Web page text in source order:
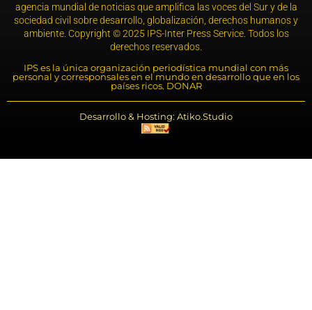
agencia mundial de noticias que amplifica las voces del Sur y de la
sociedad civil sobre desarrollo, globalización, derechos humanos y
ambiente. Copyright © 2025 IPS-Inter Press Service. Todos los
derechos reservados.
IPS es la única organización periodística mundial con más
personal y corresponsales en el mundo en desarrollo que en los
países ricos. DONAR
Desarrollo & Hosting: Atiko.Studio